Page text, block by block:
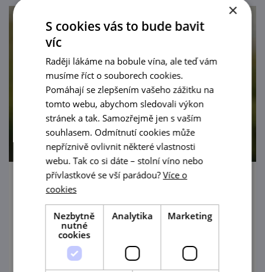
Degustace vinařství Orisek
13. 8. '26
Degustace vína v Zahrádce u Zajíce v
Mikulově
×
S cookies vás to bude bavit
víc
Raději lákáme na bobule vína, ale teď vám
musíme říct o souborech cookies.
Pomáhají se zlepšením vašeho zážitku na
tomto webu, abychom sledovali výkon
stránek a tak. Samozřejmě jen s vaším
souhlasem. Odmítnutí cookies může
nepříznivě ovlivnit některé vlastnosti
webu. Tak co si dáte – stolní víno nebo
přívlastkové se vší parádou?Více o
cookies
Nezbytně
nutné
cookies
Analytika Marketing